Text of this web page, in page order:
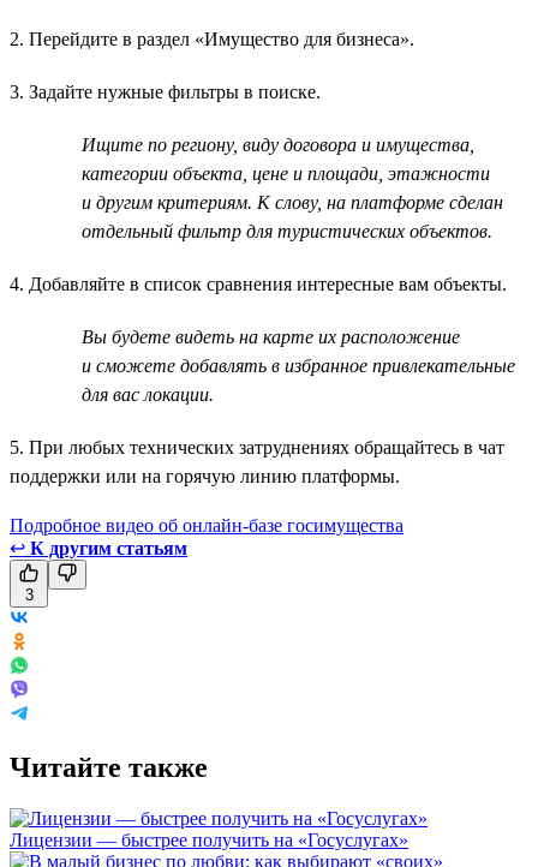
2. Перейдите в раздел «Имущество для бизнеса».
3. Задайте нужные фильтры в поиске.
Ищите по региону, виду договора и имущества,
категории объекта, цене и площади, этажности
и другим критериям. К слову, на платформе сделан
отдельный фильтр для туристических объектов.
4. Добавляйте в список сравнения интересные вам объекты.
Вы будете видеть на карте их расположение
и сможете добавлять в избранное привлекательные
для вас локации.
5. При любых технических затруднениях обращайтесь в чат
поддержки или на горячую линию платформы.
Подробное видео об онлайн-базе госимущества
↩ К другим статьям
3
Читайте также
Лицензии — быстрее получить на «Госуслугах»